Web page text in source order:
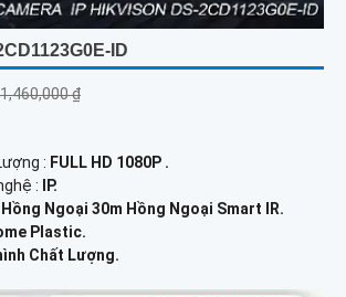
ID
1,460,000 ₫
: FULL HD 1080P .
:
IP.
Hồng Ngoại 30m Hồng Ngoại Smart IR.
Plastic.
Chất Lượng.